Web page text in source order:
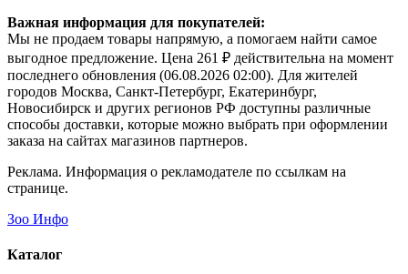
Важная информация для покупателей:
Мы не продаем товары напрямую, а помогаем найти самое
выгодное предложение. Цена 261 ₽ действительна на момент
последнего обновления (06.08.2026 02:00). Для жителей
городов Москва, Санкт-Петербург, Екатеринбург,
Новосибирск и других регионов РФ доступны различные
способы доставки, которые можно выбрать при оформлении
заказа на сайтах магазинов партнеров.
Реклама. Информация о рекламодателе по ссылкам на
странице.
Зоо Инфо
Каталог